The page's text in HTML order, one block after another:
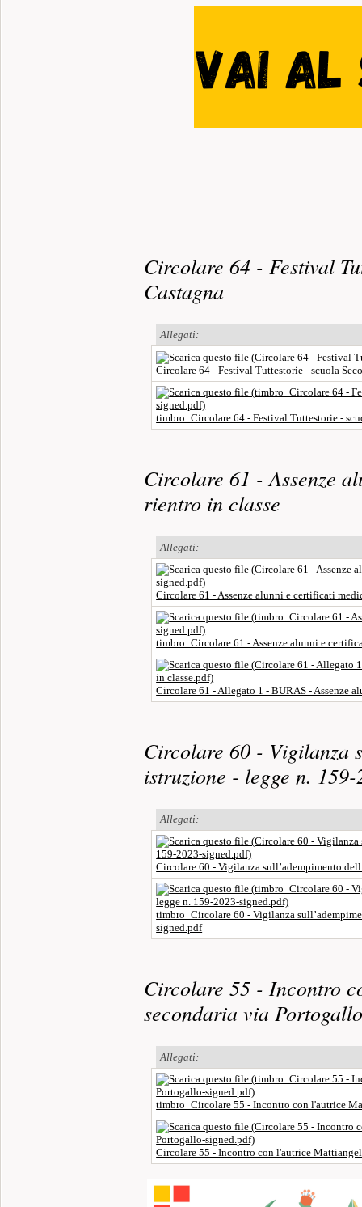
Circolare 64 - Festival
Castagna
Allegati:
Circolare 64 - Festival Tuttestorie - scuola
timbro_Circolare 64 - Festival Tuttestorie -
Circolare 61 - Assenze
rientro in classe
Allegati:
Circolare 61 - Assenze alunni e certificati
timbro_Circolare 61 - Assenze alunni e
Circolare 61 - Allegato 1 - BURAS - Assenze
Circolare 60 - Vigilanza
istruzione - legge n. 159-
Allegati:
Circolare 60 - Vigilanza sull’adempimento
timbro_Circolare 60 - Vigilanza
signed.pdf
Circolare 55 - Incontro
secondaria via
Allegati:
timbro_Circolare 55 - Incontro con l'autrice
Circolare 55 - Incontro con l'autrice